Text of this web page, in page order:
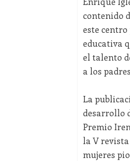
contenido
este
educativa
el talento
a los
La
desarrollo
Premio
la V revista
mujeres